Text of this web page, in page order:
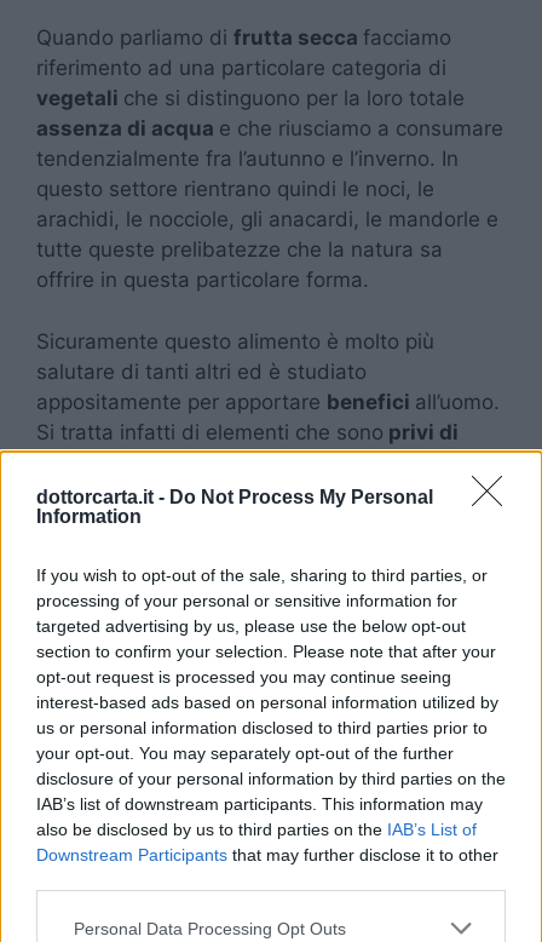
dottorcarta.it - Do Not Process My Personal
Information
If you wish to opt-out of the sale, sharing to third parties, or
processing of your personal or sensitive information for
targeted advertising by us, please use the below opt-out
section to confirm your selection. Please note that after your
opt-out request is processed you may continue seeing
interest-based ads based on personal information utilized by
us or personal information disclosed to third parties prior to
your opt-out. You may separately opt-out of the further
disclosure of your personal information by third parties on the
IAB’s list of downstream participants. This information may
also be disclosed by us to third parties on the IAB’s List of
Downstream Participants that may further disclose it to other
Personal Data Processing Opt Outs
Quando parliamo di frutta secca facciamo
riferimento ad una particolare categoria di
vegetali che si distinguono per la loro totale
assenza di acqua e che riusciamo a consumare
tendenzialmente fra l’autunno e l’inverno. In
questo settore rientrano quindi le noci, le
arachidi, le nocciole, gli anacardi, le mandorle e
tutte queste prelibatezze che la natura sa
offrire in questa particolare forma.
Sicuramente questo alimento è molto più
salutare di tanti altri ed è studiato
appositamente per apportare benefici all’uomo.
Si tratta infatti di elementi che sono privi di
dose di proteine, vitamine, fibre e perfino sali
minerali. La maggior parte della frutta secca,
dell’apparato cardiovascolare, scongiurando
l’accumulo del colesterolo e combattendo gli
stati infiammatori.
Perché non dovremmo
mai mangiare frutta
secca con assiduità?